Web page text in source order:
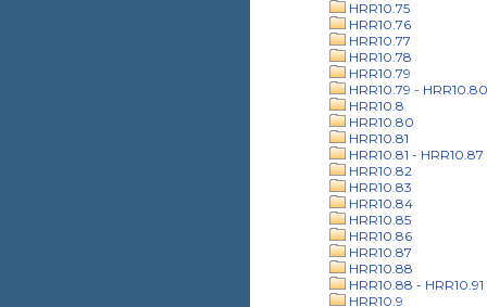
HRR10.75
HRR10.76
HRR10.77
HRR10.78
HRR10.79
HRR10.79 - HRR10.80
HRR10.8
HRR10.80
HRR10.81
HRR10.81 - HRR10.87
HRR10.82
HRR10.83
HRR10.84
HRR10.85
HRR10.86
HRR10.87
HRR10.88
HRR10.88 - HRR10.91
HRR10.9